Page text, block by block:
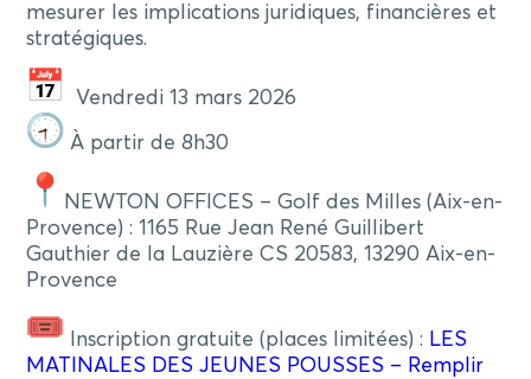
mesurer les implications juridiques, financières et
stratégiques.
Vendredi 13 mars 2026
À partir de 8h30
NEWTON OFFICES – Golf des Milles (Aix-en-
Provence) : 1165 Rue Jean René Guillibert
Gauthier de la Lauzière CS 20583, 13290 Aix-en-
Provence
Inscription gratuite (places limitées) : LES
MATINALES DES JEUNES POUSSES – Remplir